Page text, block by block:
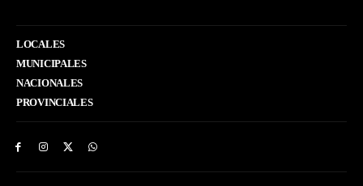
LOCALES
MUNICIPALES
NACIONALES
PROVINCIALES